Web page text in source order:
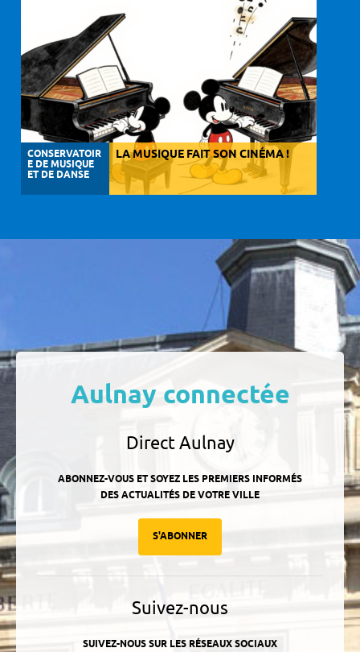
CONSERVATOIR
E DE MUSIQUE
ET DE DANSE
LA MUSIQUE FAIT SON CINÉMA !
Aulnay connectée
Direct Aulnay
ABONNEZ-VOUS ET SOYEZ LES PREMIERS INFORMÉS
DES ACTUALITÉS DE VOTRE VILLE
S'ABONNER
Suivez-nous
SUIVEZ-NOUS SUR LES RÉSEAUX SOCIAUX